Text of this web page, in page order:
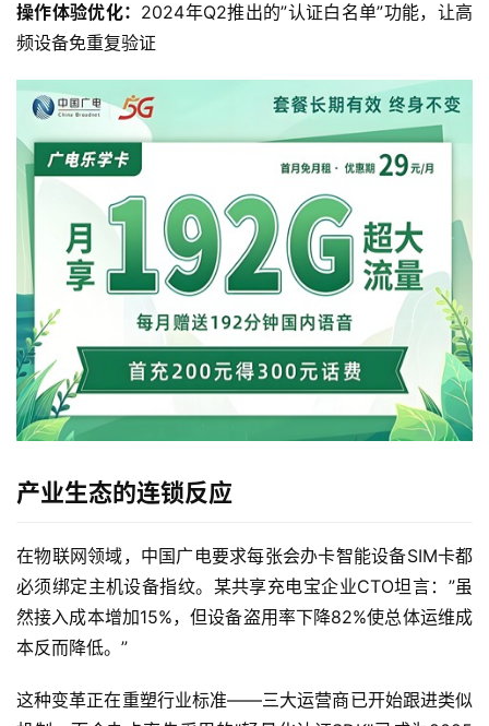
首
页
流
量
卡
操作体验优化： 2024年Q2推出的”认证白名单”功能，让高
频设备免重复验证
产业生态的连锁反应
在物联网领域，中国广电要求每张会办卡智能设备SIM卡都
必须绑定主机设备指纹。某共享充电宝企业CTO坦言：”虽
然接入成本增加15%，但设备盗用率下降82%使总体运维成
本反而降低。”
这种变革正在重塑行业标准——三大运营商已开始跟进类似